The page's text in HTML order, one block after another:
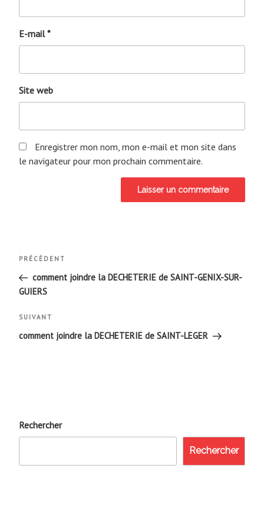
E-mail*
Site web
Enregistrer mon nom, mon e-mail et mon site dans
le navigateur pour mon prochain commentaire.
Navigation
de
l’article
Article
précédent
PRÉCÉDENT
comment joindre la DECHETERIE de SAINT-GENIX-SUR-
GUIERS
Article
suivant
SUIVANT
comment joindre la DECHETERIE de SAINT-LEGER
Rechercher
Rechercher